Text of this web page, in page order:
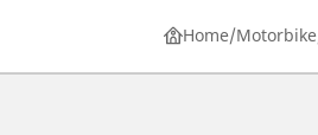
Home Motorbike